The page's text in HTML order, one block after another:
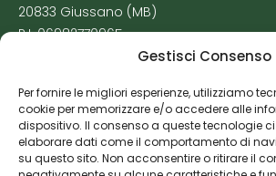
Gestisci Consenso
Per fornire le migliori esperienze, utilizziamo
cookie per memorizzare e/o accedere alle
dispositivo. Il consenso a queste tecnologie
elaborare dati come il comportamento di
su questo sito. Non acconsentire o ritirare il
20833 Giussano (MB)
P.I. 06982770965
Cookie Policy
Risorse Aggiuntive